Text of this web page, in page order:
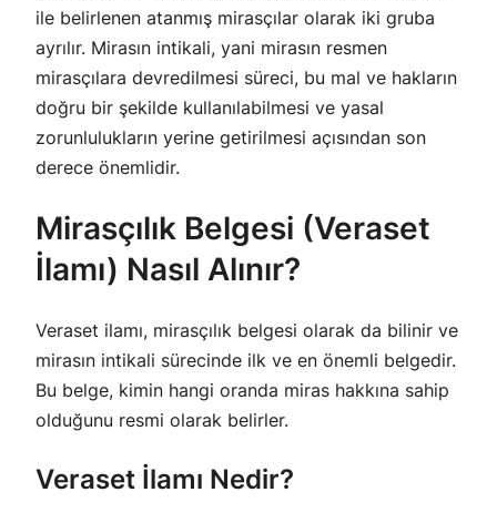
ile belirlenen atanmış mirasçılar olarak iki gruba
ayrılır. Mirasın intikali, yani mirasın resmen
mirasçılara devredilmesi süreci, bu mal ve hakların
doğru bir şekilde kullanılabilmesi ve yasal
zorunlulukların yerine getirilmesi açısından son
derece önemlidir.
Mirasçılık Belgesi (Veraset
İlamı) Nasıl Alınır?
Veraset ilamı, mirasçılık belgesi olarak da bilinir ve
mirasın intikali sürecinde ilk ve en önemli belgedir.
Bu belge, kimin hangi oranda miras hakkına sahip
olduğunu resmi olarak belirler.
Veraset İlamı Nedir?